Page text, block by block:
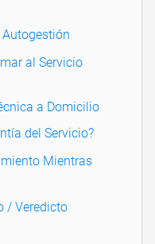
al Servicio
a Domicilio
del Servicio?
Mientras
/ Veredicto